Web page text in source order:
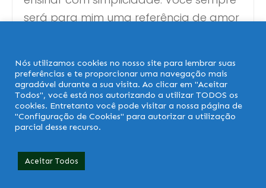
será para mim uma referência de amor
acreditar em nossas capacidades!
Deus te abençoe imensamente!
Miriam Gomes
Nós utilizamos cookies no nosso site para lembrar suas
preferências e te proporcionar uma navegação mais
agradável durante a sua visita. Ao clicar em "Aceitar
Todos", você está nos autorizando a utilizar TODOS os
cookies. Entretanto você pode visitar a nossa página de
"Configuração de Cookies" para autorizar a utilização
parcial desse recurso.
Aceitar Todos
Precisa de Ajuda?